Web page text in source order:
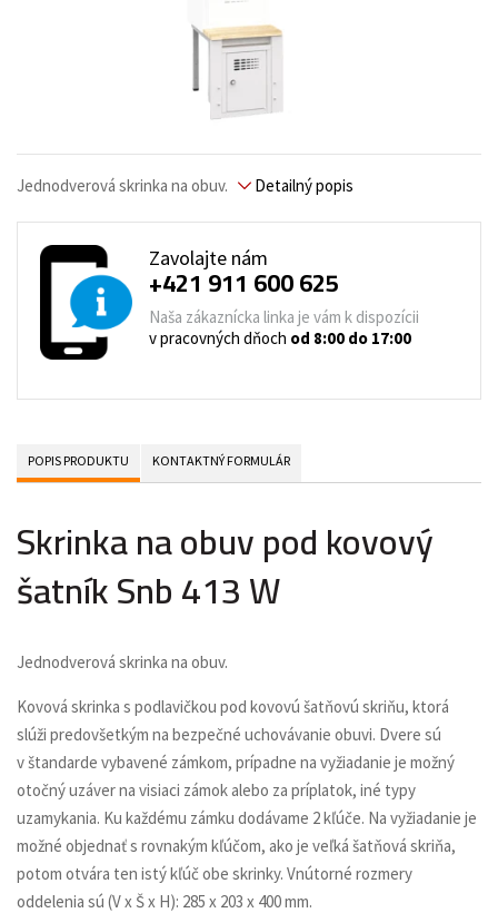
Jednodverová skrinka na obuv. Detailný popis
Zavolajte nám
+421 911 600 625
Naša zákaznícka linka je vám k dispozícii
v pracovných dňoch od 8:00 do 17:00
POPIS PRODUKTU KONTAKTNÝ FORMULÁR
Skrinka na obuv pod kovový
šatník Snb 413 W
Jednodverová skrinka na obuv.
Kovová skrinka s podlavičkou pod kovovú šatňovú skriňu, ktorá
slúži predovšetkým na bezpečné uchovávanie obuvi. Dvere sú
v štandarde vybavené zámkom, prípadne na vyžiadanie je možný
otočný uzáver na visiaci zámok alebo za príplatok, iné typy
uzamykania. Ku každému zámku dodávame 2 kľúče. Na vyžiadanie je
možné objednať s rovnakým kľúčom, ako je veľká šatňová skriňa,
potom otvára ten istý kľúč obe skrinky. Vnútorné rozmery
oddelenia sú (V x Š x H): 285 x 203 x 400 mm.